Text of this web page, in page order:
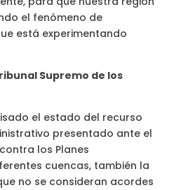
el fenómeno de
está experimentando
Supremo de los
el estado del recurso
presentado ante el
los Planes
cuencas, también la
no se consideran acordes